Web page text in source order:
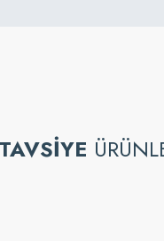
formunu kullanarak
TAVSİYE